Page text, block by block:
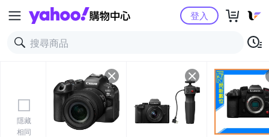
Yahoo購物中心登入
隱藏
相同